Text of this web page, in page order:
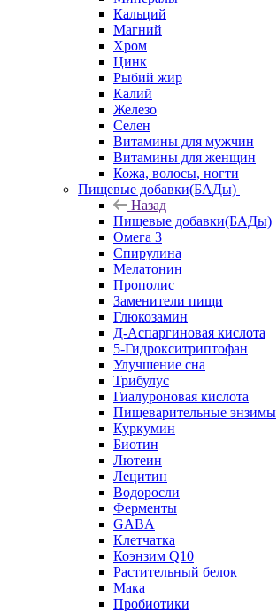
Кальций
Магний
Хром
Цинк
Рыбий жир
Калий
Железо
Селен
Витамины для мужчин
Витамины для женщин
Кожа, волосы, ногти
Пищевые добавки(БАДы)
Назад
Пищевые добавки(БАДы)
Омега 3
Спирулина
Мелатонин
Прополис
Заменители пищи
Глюкозамин
Д-Аспаргиновая кислота
5-Гидрокситриптофан
Улучшение сна
Трибулус
Гиалуроновая кислота
Пищеварительные энзимы
Куркумин
Биотин
Лютеин
Лецитин
Водоросли
Ферменты
GABA
Клетчатка
Коэнзим Q10
Растительный белок
Мака
Пробиотики